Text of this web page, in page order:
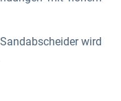
wird